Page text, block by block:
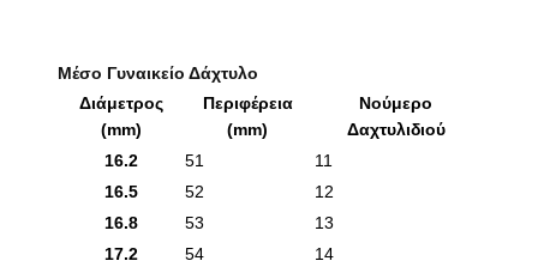
Μέσο Γυναικείο Δάχτυλο
Διάμετρος
(mm)
Περιφέρεια
(mm)
Νούμερο
Δαχτυλιδιού
16.2
51
11
16.5
52
12
16.8
53
13
17.2
54
14